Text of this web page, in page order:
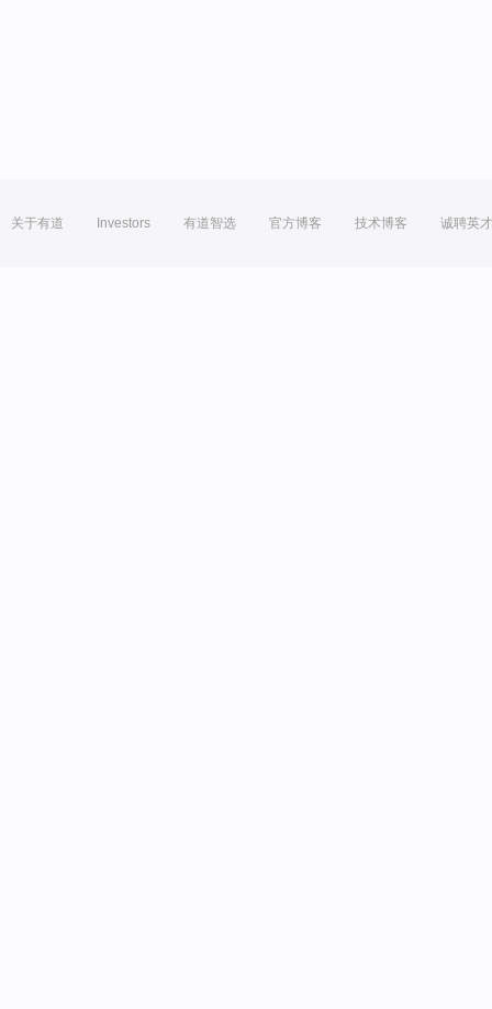
关于有道 Investors 有道智选 官方博客 技术博客 诚聘英才